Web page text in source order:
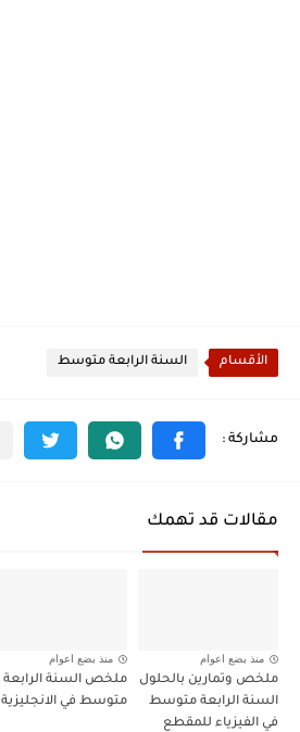
الأقسام السنة الرابعة متوسط
مقالات قد تهمك
منذ بضع اعوام
ملخص وتمارين بالحلول
السنة الرابعة متوسط
في الفيزياء للمقطع
منذ بضع اعوام
ملخص السنة الرابعة
متوسط في الانجليزية